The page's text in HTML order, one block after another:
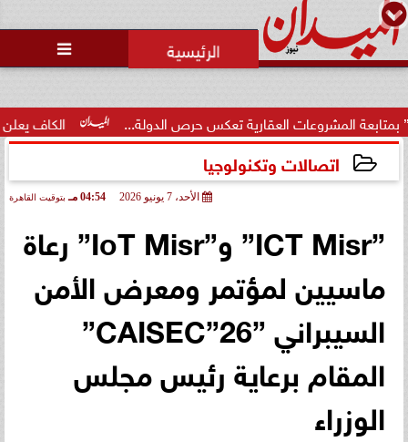

الكاف يعلن موعد ومكان كأس العقارية تعكس حرص الدولة...
اتصالات وتكنولوجيا
الأحد، 7 يونيو 2026 04:54 مـ بتوقيت القاهرة
”ICT Misr” و”IoT Misr” رعاة
ماسيين لمؤتمر ومعرض الأمن
السيبراني ”CAISEC”26”
المقام برعاية رئيس مجلس
الوزراء